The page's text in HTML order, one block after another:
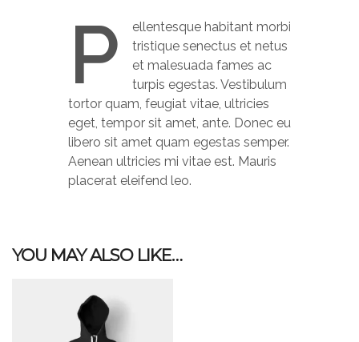
P
ellentesque habitant morbi
tristique senectus et netus
et malesuada fames ac
turpis egestas. Vestibulum
tortor quam, feugiat vitae, ultricies
eget, tempor sit amet, ante. Donec eu
libero sit amet quam egestas semper.
Aenean ultricies mi vitae est. Mauris
placerat eleifend leo.
YOU MAY ALSO LIKE…